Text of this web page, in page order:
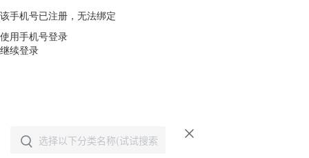
该手机号已注册，无法绑定
使用手机号登录
继续登录